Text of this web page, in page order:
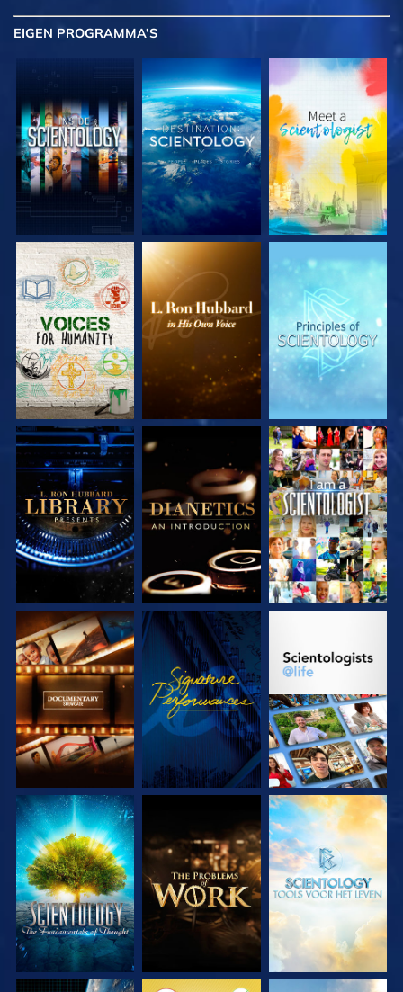
EIGEN PROGRAMMA’S
VERKEN DE SERIE VERKEN DE SERIE VERKEN DE SERIE
VERKEN DE SERIE VERKEN DE SERIE KIJK
VERKEN DE SERIE KIJK VERKEN DE SERIE
VERKEN DE SERIE VERKEN DE SERIE VERKEN DE SERIE